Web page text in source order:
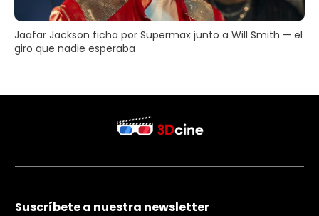
Jaafar Jackson ficha por Supermax junto a Will Smith — el
giro que nadie esperaba
Suscríbete a nuestra newsletter